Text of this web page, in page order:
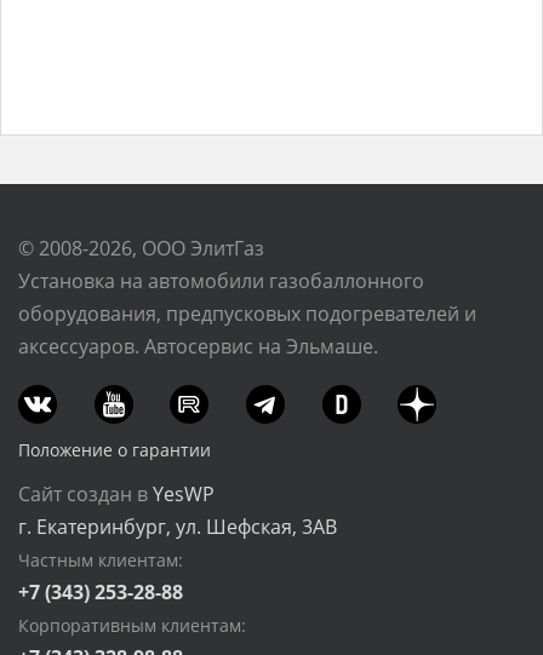
© 2008-2026, ООО ЭлитГаз
Установка на автомобили газобаллонного
оборудования, предпусковых подогревателей и
аксессуаров. Автосервис на Эльмаше.
Положение о гарантии
Сайт создан вYesWP
г. Екатеринбург, ул. Шефская, 3АВ
Частным клиентам:
+7 (343) 253-28-88
Корпоративным клиентам: